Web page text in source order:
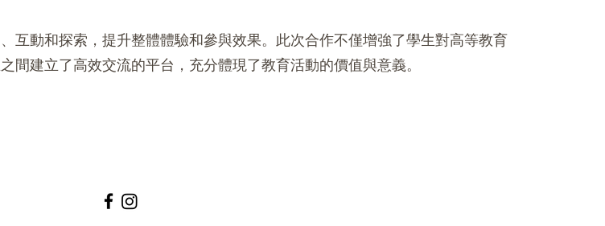
互動和探索，提升整體體驗和參與效果。此次合作不僅增強了學生對高等教育
間建立了高效交流的平台，充分體現了教育活動的價值與意義。